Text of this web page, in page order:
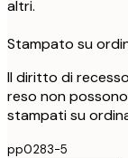
altri.
Stampato su
Il diritto di
reso non
stampati su
pp0283-5